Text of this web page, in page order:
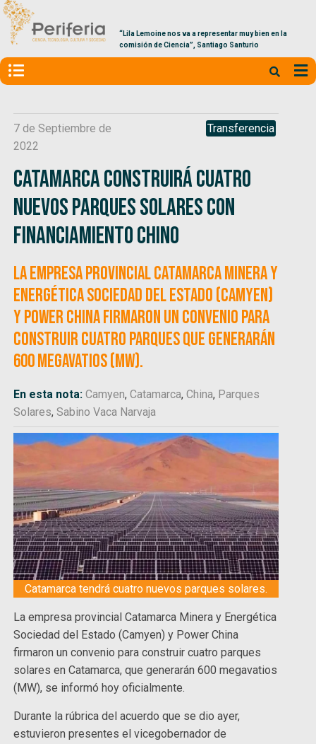
“Lila Lemoine nos va a representar muy bien en la
comisión de Ciencia”, Santiago Santurio
7 de Septiembre de
2022
Transferencia
Catamarca construirá cuatro
nuevos parques solares con
financiamiento chino
La empresa provincial Catamarca Minera y
Energética Sociedad del Estado (Camyen)
y Power China firmaron un convenio para
construir cuatro parques que generarán
600 megavatios (MW).
En esta nota:Camyen,Catamarca,China, Parques
Solares,Sabino Vaca Narvaja
Catamarca tendrá cuatro nuevos parques solares.
La empresa provincial Catamarca Minera y Energética
Sociedad del Estado (Camyen) y Power China
firmaron un convenio para construir cuatro parques
solares en Catamarca, que generarán 600 megavatios
(MW), se informó hoy oficialmente.
Durante la rúbrica del acuerdo que se dio ayer,
estuvieron presentes el vicegobernador de